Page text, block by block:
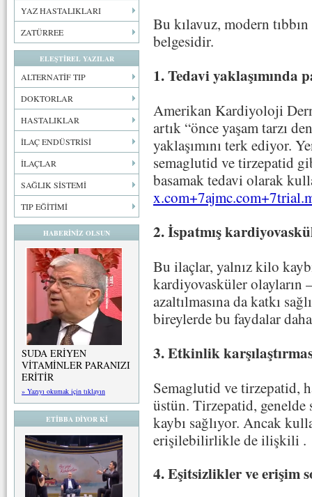
YAZ HASTALIKLARI
ZATÜRREE
ELEŞTİREL YAZILAR
ALTERNATİF TIP
DOKTORLAR
HASTALIKLAR
İLAÇ ENDÜSTRİSİ
İLAÇLAR
SAĞLIK SİSTEMİ
TIP EĞİTİMİ
HABERİNİZ OLSUN
SUDA ERİYEN
VİTAMİNLER PARANIZI
ERİTİR
» Yazıyı okumak için tıklayın
ETİBBA DİYOR Kİ
Bu kılavuz, modern
belgesidir.
1. Tedavi yaklaşımında
Amerikan Kardiyoloji
artık “önce yaşam tarzı
yaklaşımını terk ediyor.
semaglutid ve tirzepatid
basamak tedavi olarak
x.com+7ajmc.com+7
2. İspatmış
Bu ilaçlar, yalnız kilo
kardiyovasküler
azaltılmasına da katkı
bireylerde bu faydalar
3. Etkinlik
Semaglutid ve tirzepatid,
üstün. Tirzepatid,
kaybı sağlıyor. Ancak
erişilebilirlikle de ilişkili .
4. Eşitsizlikler ve erişim